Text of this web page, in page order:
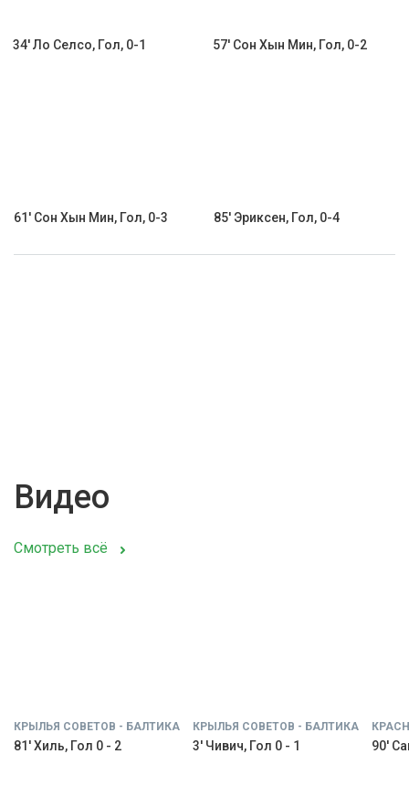
34' Ло Селсо, Гол, 0-1 57' Сон Хын Мин, Гол, 0-2
61' Сон Хын Мин, Гол, 0-3 85' Эриксен, Гол, 0-4
Видео
Смотреть всё
КРЫЛЬЯ СОВЕТОВ - БАЛТИКА
81' Хиль, Гол 0 - 2
КРЫЛЬЯ СОВЕТОВ - БАЛТИКА
3' Чивич, Гол 0 - 1 90'